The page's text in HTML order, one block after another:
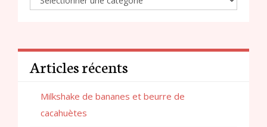
Articles récents
Milkshake de bananes et beurre de
cacahuètes